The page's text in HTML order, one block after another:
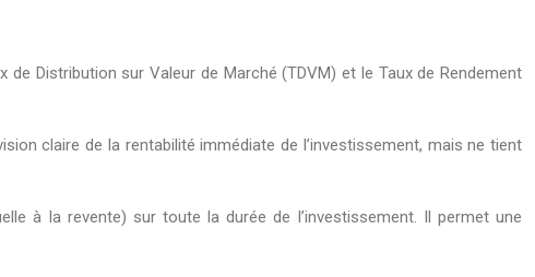
Distribution sur Valeur de Marché (TDVM) et le Taux de Rendement
claire de la rentabilité immédiate de l’investissement, mais ne tient
à la revente) sur toute la durée de l’investissement. Il permet une